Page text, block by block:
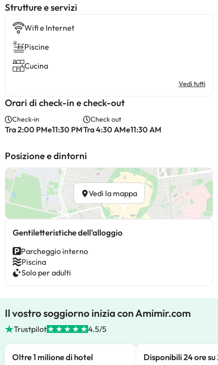
​Strutture e servizi
Wifi e Internet
Piscine
Cucina
Vedi tutti
Orari di check-in e check-out
Check-in
Tra 2:00 PMe11:30 PM
Check out
Tra 4:30 AMe11:30 AM
Posizione e dintorni
Vedi la mappa
Gentiletteristiche dell'alloggio
Parcheggio interno
Piscina
Solo per adulti
Il vostro soggiorno inizia con Amimir.com
Trustpilot 4.5/5
Oltre 1 milione di hotel
Disponibili 24 ore su